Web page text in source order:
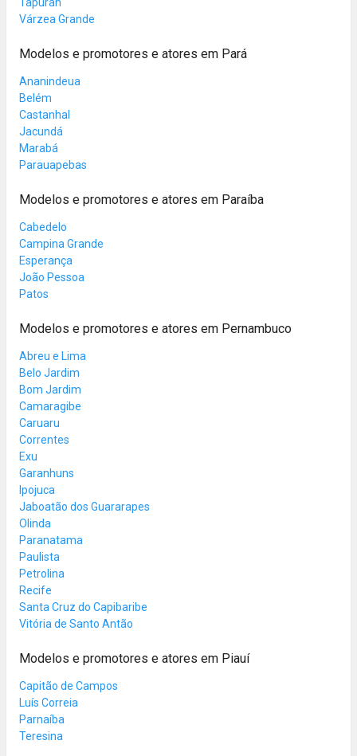
Várzea Grande
Modelos e promotores e atores em Pará
Ananindeua
Belém
Castanhal
Jacundá
Marabá
Parauapebas
Modelos e promotores e atores em Paraíba
Cabedelo
Campina Grande
Esperança
João Pessoa
Patos
Modelos e promotores e atores em Pernambuco
Abreu e Lima
Belo Jardim
Bom Jardim
Camaragibe
Caruaru
Correntes
Exu
Garanhuns
Ipojuca
Jaboatão dos Guararapes
Olinda
Paranatama
Paulista
Petrolina
Recife
Santa Cruz do Capibaribe
Vitória de Santo Antão
Modelos e promotores e atores em Piauí
Capitão de Campos
Luís Correia
Parnaíba
Teresina